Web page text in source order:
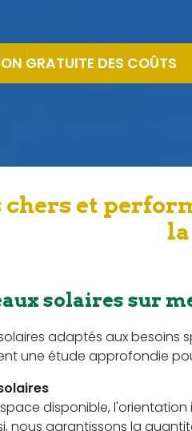
GRATUITE DES COÛTS
chers et
solaires sur
adaptés aux besoins
une étude approfondie
disponible,
nous garantissons la